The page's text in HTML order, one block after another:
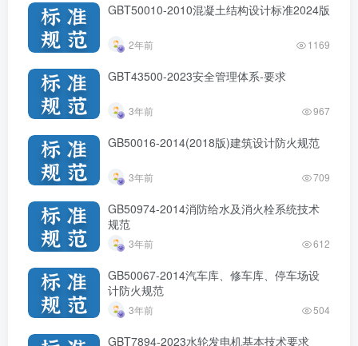
GBT50010-2010混凝土结构设计标准2024版
2年前 1169
GBT43500-2023安全管理体系-要求
3年前 967
GB50016-2014(2018版)建筑设计防火规范
3年前 709
GB50974-2014消防给水及消火栓系统技术
规范
3年前 612
GB50067-2014汽车库、修车库、停车场设
计防火规范
3年前 504
GBT7894-2023水轮发电机基本技术要求